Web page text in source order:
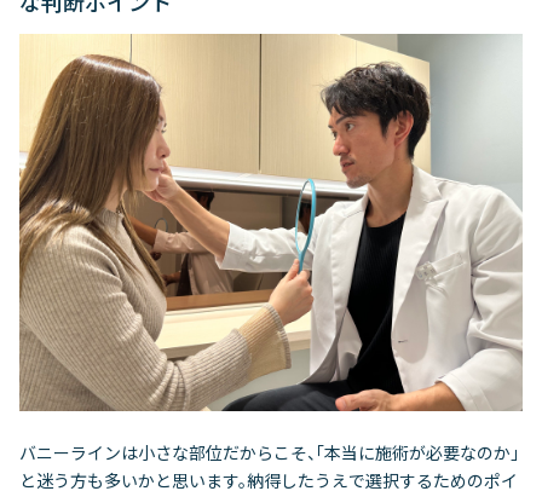
バニーラインは小さな部位だからこそ、「本当に施術が必要なのか」
と迷う方も多いかと思います。納得したうえで選択するためのポイ